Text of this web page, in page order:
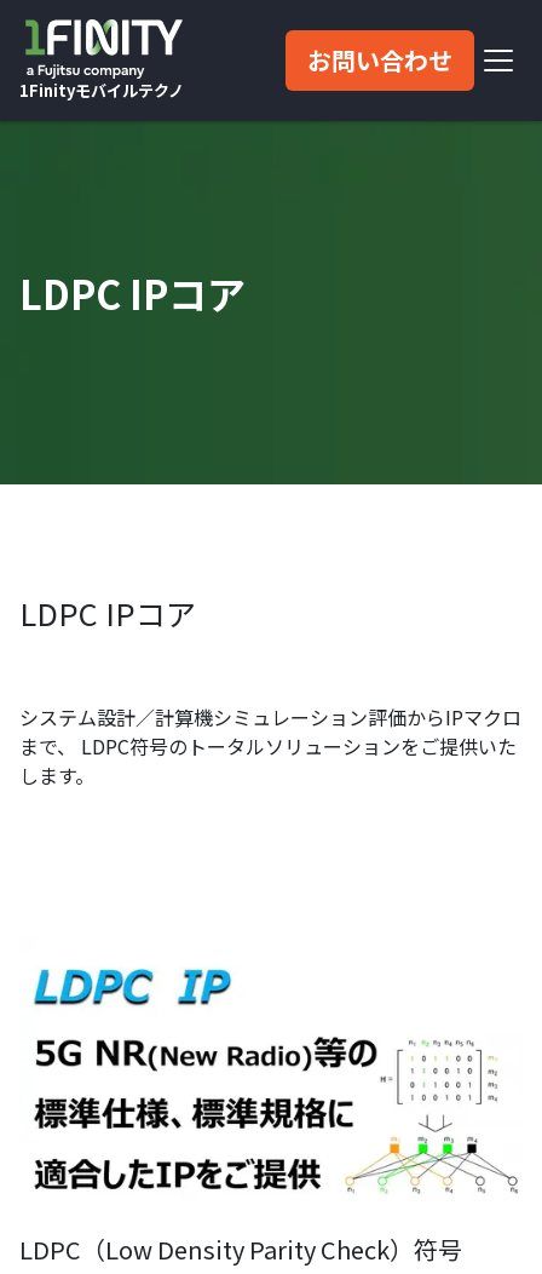
1Finityモバイルテクノ
お問い合わせ
LDPC IPコア
LDPC IPコア
システム設計／計算機シミュレーション評価からIPマクロ
まで、 LDPC符号のトータルソリューションをご提供いた
します。
LDPC（Low Density Parity Check）符号